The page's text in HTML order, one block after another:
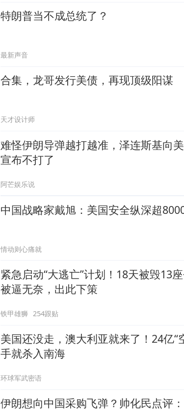
特朗普当不成总统了？
最新声音
合集，龙哥发行美债，再现顶级阳谋
天才设计师
难怪伊朗导弹越打越准，泽连斯基向
宣布不打了
阿芒娱乐说
中国战略家戴旭：美国安全纵深超
情动则心痛就
紧急启动“大逃亡”计划！18天被毁13
被逼无奈，出此下策
铁甲雄狮 254跟贴
美国还没走，澳大利亚就来了！24亿“
手就杀入南海
环球军武密语
伊朗想向中国采购飞弹？帅化民点评